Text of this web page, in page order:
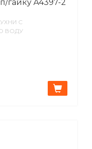
гайку A4397-2
С
ВОДУ